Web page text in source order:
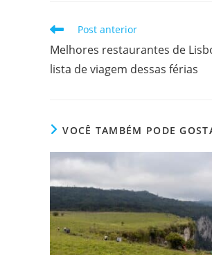
Leia
artigos
Post anterior
Melhores restaurantes de
lista de viagem dessas férias
VOCÊ TAMBÉM PODE